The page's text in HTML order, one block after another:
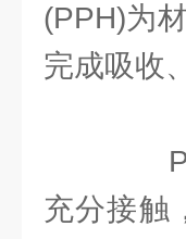
(PPH)为
完成吸收
充分接触